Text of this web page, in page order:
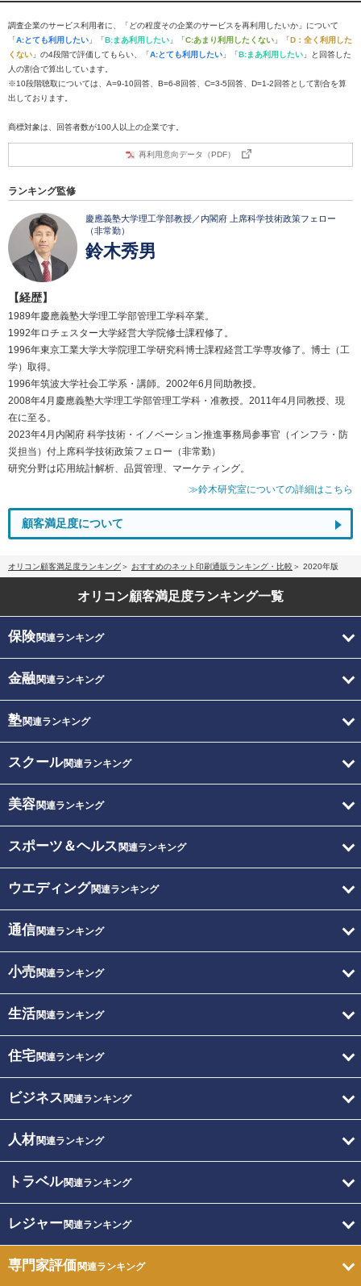
調査企業のサービス利用者に、「どの程度その企業のサービスを再利用したいか」について
「A:とても利用したい 」「B:まあ利用したい 」「C:あまり利用したくない 」「D：全く利用した
くない 」の4段階で評価してもらい、「A:とても利用したい 」「B:まあ利用したい 」と回答した
人の割合で算出しています。
※10段階聴取については、A=9-10回答、B=6-8回答、C=3-5回答、D=1-2回答として割合を算
出しております。
商標対象は、回答者数が100人以上の企業です。
再利用意向データ（PDF）
ランキング監修
慶應義塾大学理工学部教授／内閣府 上席科学技術政策フェロー
（非常勤）
鈴木秀男
【経歴】
1989年慶應義塾大学理工学部管理工学科卒業。
1992年ロチェスター大学経営大学院修士課程修了。
1996年東京工業大学大学院理工学研究科博士課程経営工学専攻修了。博士（工
学）取得。
1996年筑波大学社会工学系・講師。2002年6月同助教授。
2008年4月慶應義塾大学理工学部管理工学科・准教授。2011年4月同教授、現
在に至る。
2023年4月内閣府 科学技術・イノベーション推進事務局参事官（インフラ・防
災担当）付上席科学技術政策フェロー（非常勤）
研究分野は応用統計解析、品質管理、マーケティング。
≫鈴木研究室についての詳細はこちら
顧客満足度について
オリコン顧客満足度ランキング おすすめのネット印刷通販ランキング・比較 2020年版
オリコン顧客満足度ランキング一覧
保険関連ランキング
金融関連ランキング
塾関連ランキング
スクール関連ランキング
美容関連ランキング
スポーツ＆ヘルス 関連ランキング
ウエディング関連ランキング
通信関連ランキング
小売関連ランキング
生活関連ランキング
住宅関連ランキング
ビジネス 関連ランキング
人材関連ランキング
トラベル関連ランキング
レジャー関連ランキング
専門家評価関連ランキング